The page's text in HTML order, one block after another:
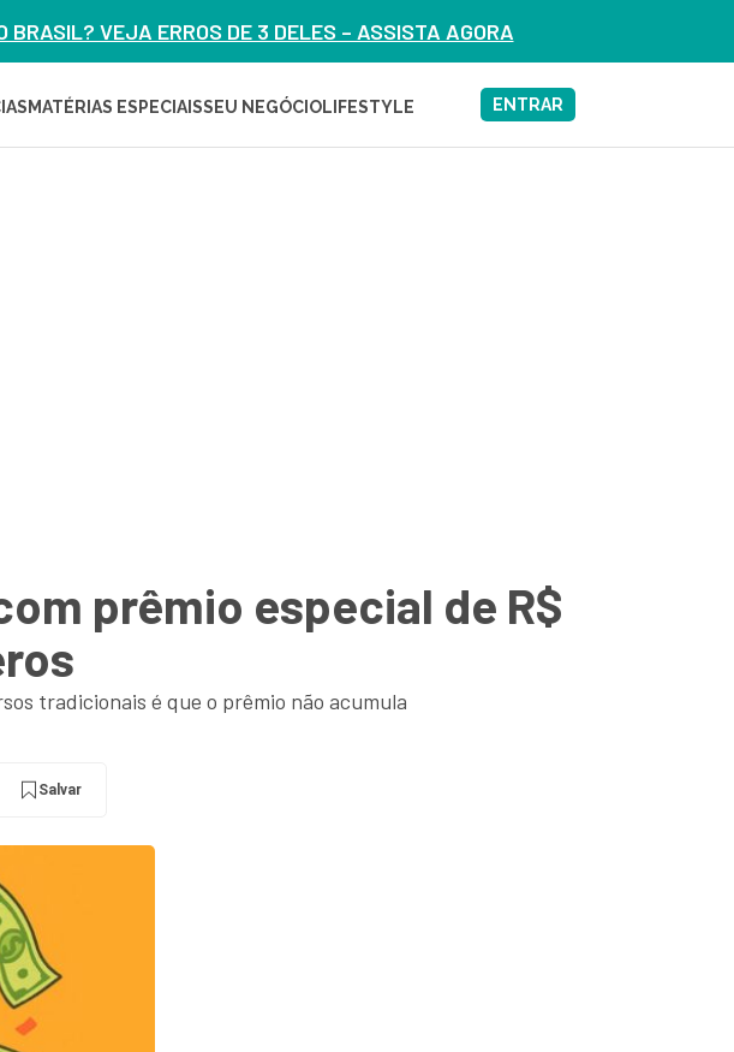
BRASIL? VEJA ERROS DE 3 DELES – ASSISTA AGORA
MATÉRIAS ESPECIAISSEU NEGÓCIOLIFESTYLE ENTRAR
prêmio especial de R$
tradicionais é que o prêmio não acumula
Salvar